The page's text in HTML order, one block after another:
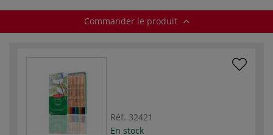
Commander le produit
Réf. 32421
En stock